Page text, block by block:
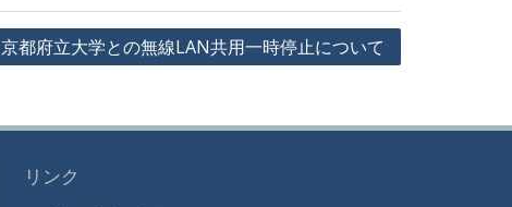
京都府立大学との無線LAN共用一時停止について
リンク